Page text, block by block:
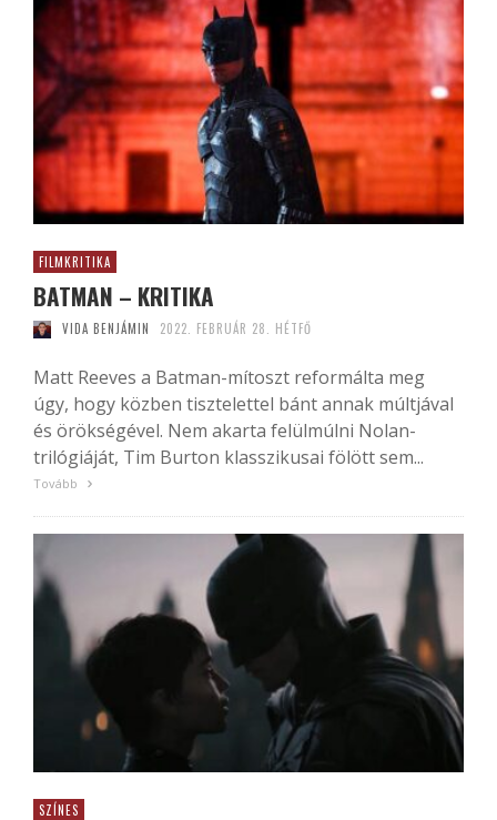
FILMKRITIKA
BATMAN – KRITIKA
VIDA BENJÁMIN 2022. FEBRUÁR 28. HÉTFŐ
Matt Reeves a Batman-mítoszt reformálta meg
úgy, hogy közben tisztelettel bánt annak múltjával
és örökségével. Nem akarta felülmúlni Nolan-
trilógiáját, Tim Burton klasszikusai fölött sem...
Tovább
SZÍNES